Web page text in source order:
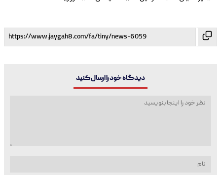
دیدگاه خود را ارسال کنید